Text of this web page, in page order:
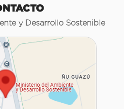
y Desarrollo Sostenible